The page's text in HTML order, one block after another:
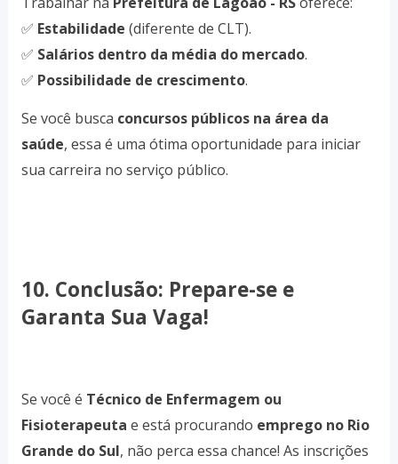
✅ Estabilidade (diferente de CLT).
✅ Salários dentro da média do mercado.
✅ Possibilidade de crescimento.
Se você busca concursos públicos na área da
saúde, essa é uma ótima oportunidade para iniciar
sua carreira no serviço público.
10. Conclusão: Prepare-se e
Garanta Sua Vaga!
Se você é Técnico de Enfermagem ou
Fisioterapeuta e está procurando emprego no Rio
Grande do Sul, não perca essa chance! As inscrições